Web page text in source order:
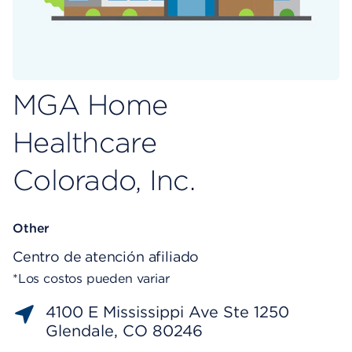
MGA Home
Healthcare
Colorado, Inc.
Other
Centro de atención afiliado
*Los costos pueden variar
4100 E Mississippi Ave Ste 1250
Glendale, CO 80246